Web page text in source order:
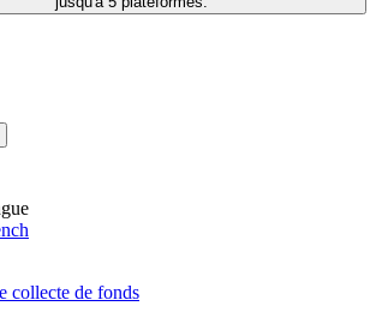
collecte de fonds